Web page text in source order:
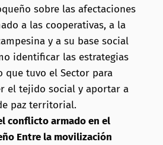
sobre las afectaciones
a las cooperativas, a la
y a su base social
identificar las estrategias
que tuvo el Sector para
el tejido social y aportar a
paz territorial.
conflicto armado en el
Entre la movilización